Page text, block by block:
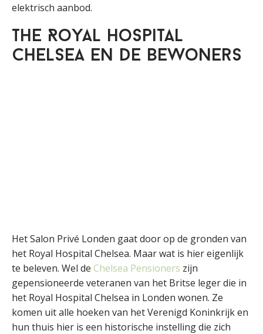
elektrisch aanbod.
The Royal Hospital
Chelsea en de bewoners
Het Salon Privé Londen gaat door op de gronden van
het Royal Hospital Chelsea. Maar wat is hier eigenlijk
te beleven. Wel de Chelsea Pensioners zijn
gepensioneerde veteranen van het Britse leger die in
het Royal Hospital Chelsea in Londen wonen. Ze
komen uit alle hoeken van het Verenigd Koninkrijk en
hun thuis hier is een historische instelling die zich